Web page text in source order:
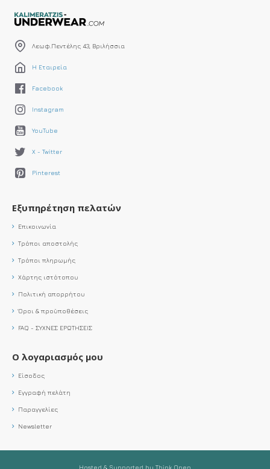
Λεωφ.Πεντέλης 43, Βριλήσσια
Η Εταιρεία
Facebook
Instagram
YouTube
X - Twitter
Pinterest
Εξυπηρέτηση πελατών
Επικοινωνία
Τρόποι αποστολής
Τρόποι πληρωμής
Χάρτης ιστότοπου
Πολιτική απορρήτου
Όροι & προϋποθέσεις
FAQ - ΣΥΧΝΕΣ ΕΡΩΤΗΣΕΙΣ
Ο λογαριασμός μου
Είσοδος
Εγγραφή πελάτη
Παραγγελίες
Newsletter
Hosted & Supported by Think Open